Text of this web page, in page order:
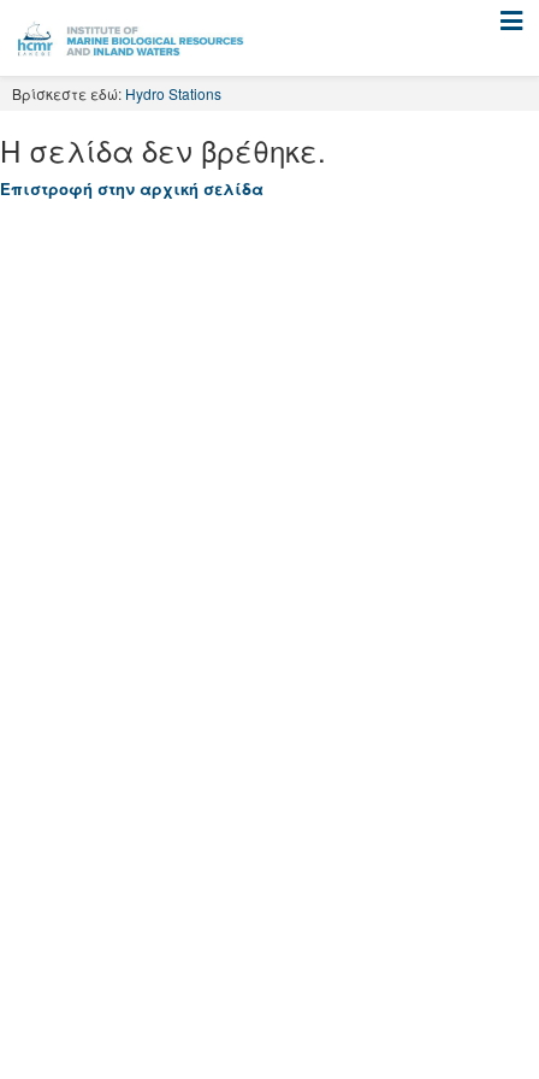
content
Βρίσκεστε εδώ: Hydro Stations
Η σελίδα δεν βρέθηκε.
Επιστρoφή στην αρχική σελίδα